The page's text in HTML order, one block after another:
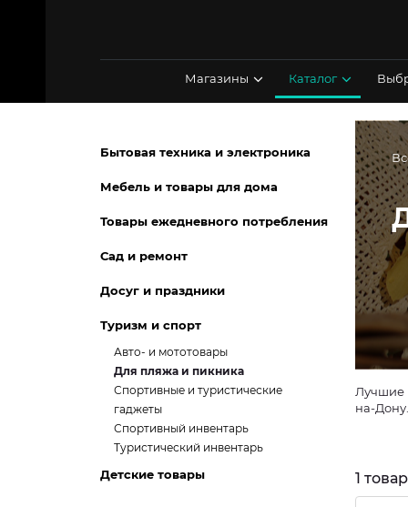
Магазины Каталог
Лучшие
на-
1
Бытовая техника и электроника
Мебель и товары для дома
Товары ежедневного потребления
Сад и ремонт
Досуг и праздники
Туризм и спорт
Авто- и мототовары
Для пляжа и пикника
Спортивные и туристические
гаджеты
Спортивный инвентарь
Туристический инвентарь
Детские товары